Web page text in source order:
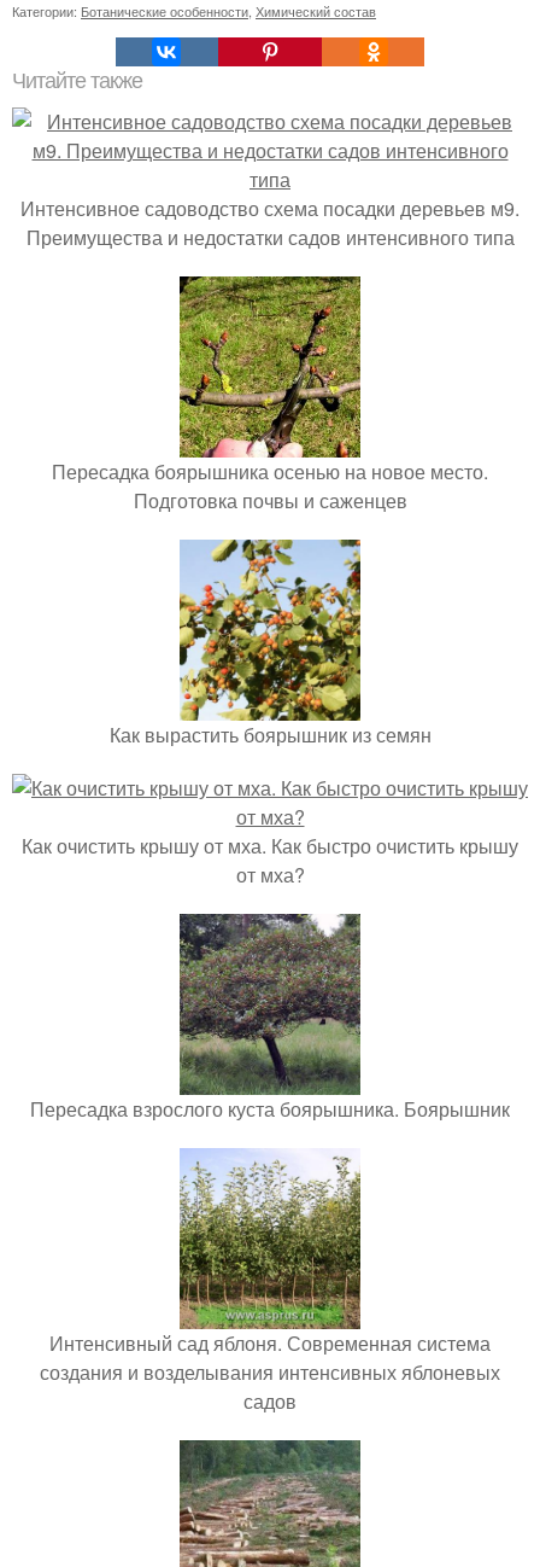
Категории: Ботанические особенности, Химический состав
Читайте также
Интенсивное садоводство схема посадки деревьев м9.
Преимущества и недостатки садов интенсивного типа
Пересадка боярышника осенью на новое место.
Подготовка почвы и саженцев
Как вырастить боярышник из семян
Как очистить крышу от мха. Как быстро очистить крышу
от мха?
Пересадка взрослого куста боярышника. Боярышник
Интенсивный сад яблоня. Современная система
создания и возделывания интенсивных яблоневых
садов